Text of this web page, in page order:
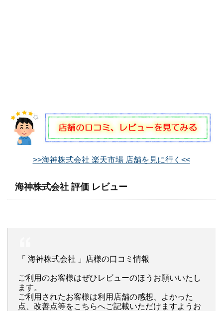
>>海神株式会社 楽天市場 店舗を見に行く<<
海神株式会社 評価 レビュー
「 海神株式会社 」店様の口コミ情報
ご利用のお客様はぜひレビューのほうお願いいたし
ます。
ご利用されたお客様は利用店舗の感想、よかった
点、改善点等をこちらへご記載いただけますようお